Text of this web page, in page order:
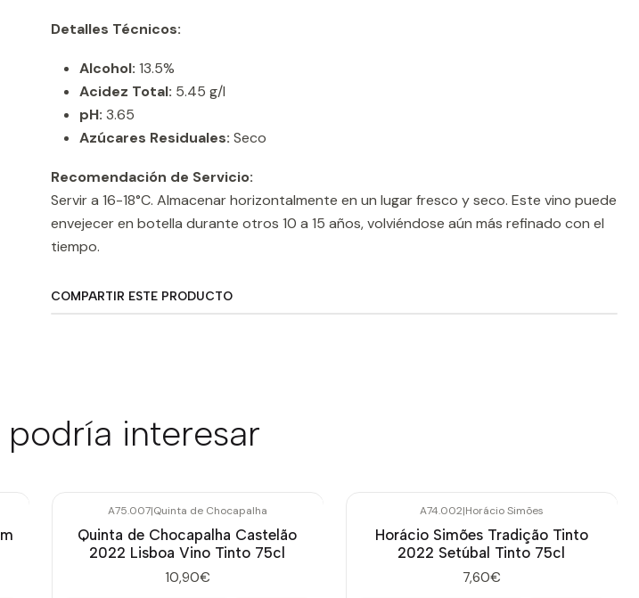
Detalles Técnicos:
Alcohol: 13.5%
Acidez Total: 5.45 g/l
pH: 3.65
Azúcares Residuales: Seco
Recomendación de Servicio:
Servir a 16-18°C. Almacenar horizontalmente en un lugar fresco y seco. Este vino puede
envejecer en botella durante otros 10 a 15 años, volviéndose aún más refinado con el
tiempo.
COMPARTIR ESTE PRODUCTO
interesar
A75.007|Quinta de Chocapalha
Quinta de Chocapalha Castelão
2022 Lisboa Vino Tinto 75cl
10,90€
A74.002|Horácio Simões
Horácio Simões Tradição Tinto
2022 Setúbal Tinto 75cl
7,60€